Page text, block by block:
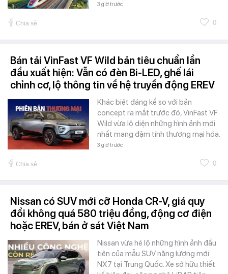
3 giờ trước
Chia sẻ 0
Bán tải VinFast VF Wild bản tiêu chuẩn lần
đầu xuất hiện: Vẫn có đèn Bi-LED, ghế lái
chỉnh cơ, lộ thông tin về hệ truyền động EREV
Khác biệt đáng kể so với bản
concept ra mắt trước đó, VinFast VF
Wild vừa lộ diện những hình ảnh mới
nhất mang đậm tính thương mại hóa.
3 giờ trước
Chia sẻ 0
Nissan có SUV mới cỡ Honda CR-V, giá quy
đổi không quá 580 triệu đồng, động cơ điện
hoặc EREV, bán ở sát Việt Nam
Nissan vừa hé lộ những hình ảnh đầu
tiên của mẫu SUV năng lượng mới
NX7 tại Trung Quốc. Xe sở hữu thiết